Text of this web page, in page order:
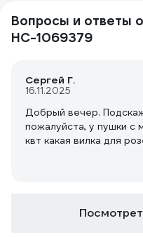
Вопросы и ответы
НС-1069379
Сергей Г.
16.11.2025
Добрый вечер. Подскажете
пожалуйста, у пушки с мощностью 4,5
квт какая вилка для